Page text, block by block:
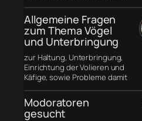
Allgemeine Fragen
zum Thema Vögel
und Unterbringung
zur Haltung, Unterbringung,
Einrichtung der Volieren und
Käfige, sowie Probleme damit
Modoratoren
gesucht